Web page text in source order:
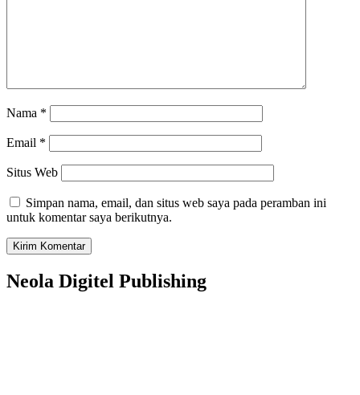
Nama *
Email *
Situs Web
Simpan nama, email, dan situs web saya pada peramban ini
untuk komentar saya berikutnya.
Neola Digitel Publishing